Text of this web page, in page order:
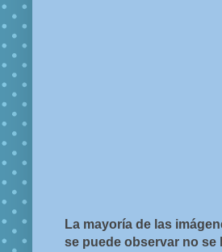
La mayoría de las
se puede observar no